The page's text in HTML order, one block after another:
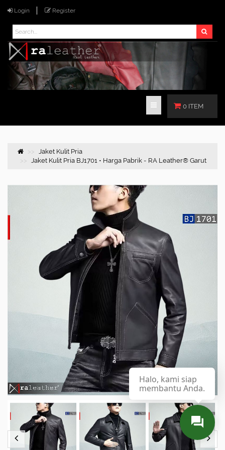
Login Register
0 ITEM
Jaket Kulit Pria
Jaket Kulit Pria BJ1701 • Harga Pabrik - RA Leather® Garut
Halo, kami siap
membantu Anda.